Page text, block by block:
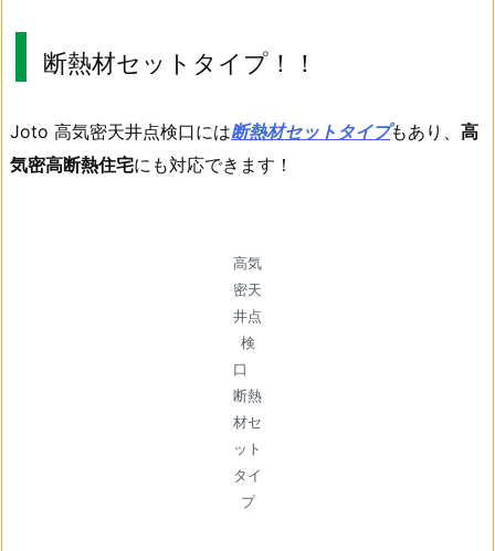
断熱材セットタイプ！！
Joto 高気密天井点検口には断熱材セットタイプもあり、 高
気密高断熱住宅にも対応できます！
高気
密天
井点
検
口
断熱
材セ
ット
タイ
プ